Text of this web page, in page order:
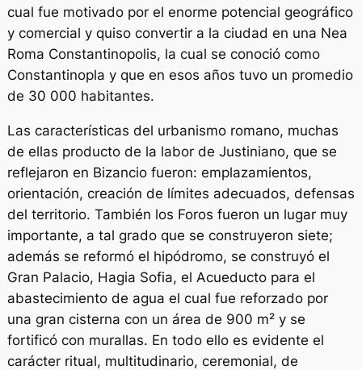
cual fue motivado por el enorme potencial geográfico
y comercial y quiso convertir a la ciudad en una Nea
Roma Constantinopolis, la cual se conoció como
Constantinopla y que en esos años tuvo un promedio
de 30 000 habitantes.
Las características del urbanismo romano, muchas
de ellas producto de la labor de Justiniano, que se
reflejaron en Bizancio fueron: emplazamientos,
orientación, creación de límites adecuados, defensas
del territorio. También los Foros fueron un lugar muy
importante, a tal grado que se construyeron siete;
además se reformó el hipódromo, se construyó el
Gran Palacio, Hagia Sofia, el Acueducto para el
abastecimiento de agua el cual fue reforzado por
una gran cisterna con un área de 900 m² y se
fortificó con murallas. En todo ello es evidente el
carácter ritual, multitudinario, ceremonial, de